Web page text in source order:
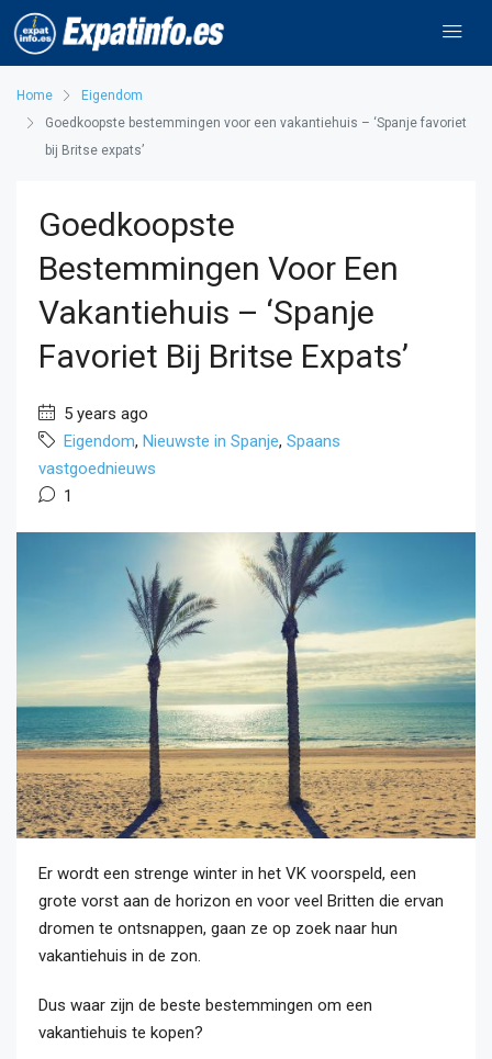
Home
Eigendom
Goedkoopste bestemmingen voor een vakantiehuis – ‘Spanje favoriet
bij Britse expats’
Goedkoopste
Bestemmingen Voor Een
Vakantiehuis – ‘Spanje
Favoriet Bij Britse Expats’
5 years ago
Eigendom, Nieuwste in Spanje, Spaans
vastgoednieuws
1
Er wordt een strenge winter in het VK voorspeld, een
grote vorst aan de horizon en voor veel Britten die ervan
dromen te ontsnappen, gaan ze op zoek naar hun
vakantiehuis in de zon.
Dus waar zijn de beste bestemmingen om een
vakantiehuis te kopen?